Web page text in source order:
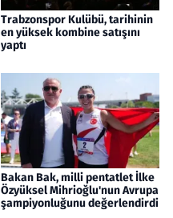
Trabzonspor Kulübü, tarihinin
en yüksek kombine satışını
yaptı
Bakan Bak, milli pentatlet İlke
Özyüksel Mihrioğlu'nun Avrupa
şampiyonluğunu değerlendirdi